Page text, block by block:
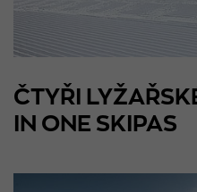
ČTYŘI
IN ONE SKIPAS